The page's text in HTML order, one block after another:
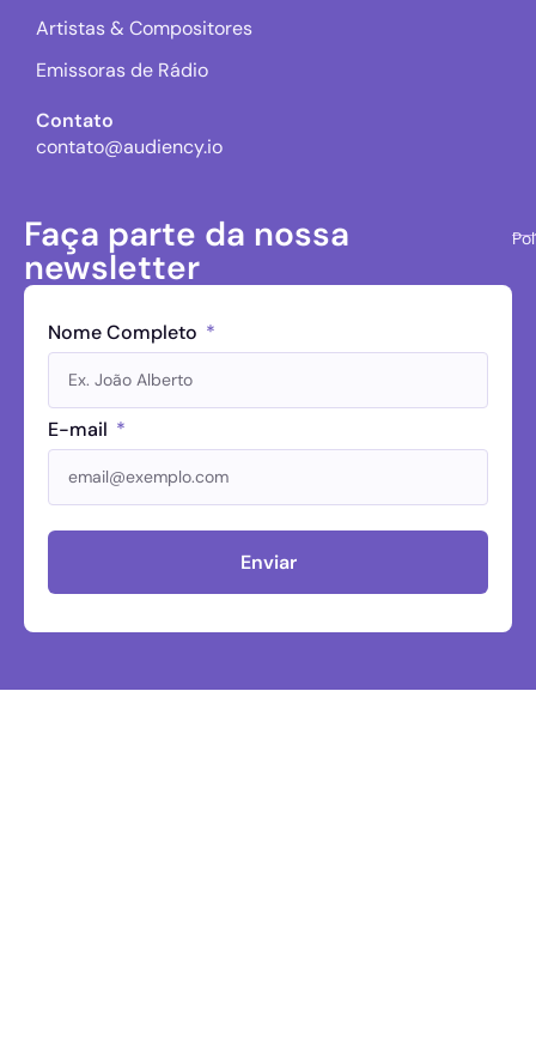
Artistas & Compositores
Emissoras de Rádio
Contato
contato@audiency.io
Faça parte da nossa
newsletter
Nome Completo
E-mail
Enviar